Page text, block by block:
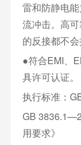
雷和防静电
流冲击。高
的反接都不
●符合EMI、
具许可认证。
执行标准：
GB
用要求》